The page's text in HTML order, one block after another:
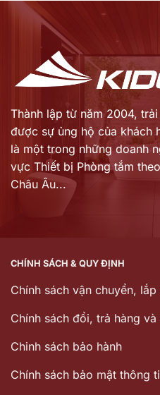
Thành lập từ năm 2004,
được sự ủng hộ của khách
là một trong những doanh
vực Thiết bị Phòng tắm
Châu Âu...
CHÍNH SÁCH & QUY ĐỊNH
Chính sách vận chuyển, lắp
Chính sách đổi, trả hàng và
Chinh sách bảo hành
Chính sách bảo mật thông